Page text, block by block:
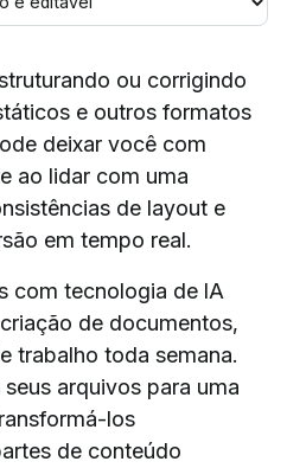
ou corrigindo
e outros formatos
deixar você com
ao lidar com uma
de layout e
em tempo real.
com tecnologia de IA
de documentos,
trabalho toda semana.
arquivos para uma
los
de conteúdo